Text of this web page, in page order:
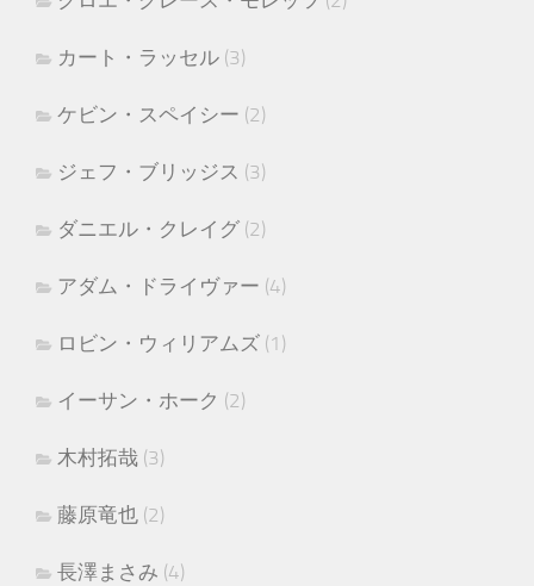
カート・ラッセル (3)
ケビン・スペイシー (2)
ジェフ・ブリッジス (3)
ダニエル・クレイグ (2)
アダム・ドライヴァー (4)
ロビン・ウィリアムズ (1)
イーサン・ホーク (2)
木村拓哉 (3)
藤原竜也 (2)
長澤まさみ (4)